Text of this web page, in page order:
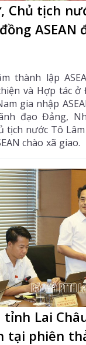
Chủ tịch
ASEAN
thành lập
và Hợp tác ở
gia nhập
đạo Đảng,
tịch nước Tô
chào xã giao.
tỉnh Lai
tại phiên